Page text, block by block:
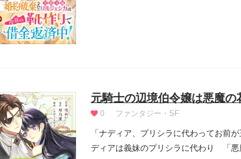
元騎士の辺境伯令嬢は悪魔の
0 ファンタジー・SF
「ナディア、プリシラに代わってお
ディアは義妹のプリシラに代わり 「悪